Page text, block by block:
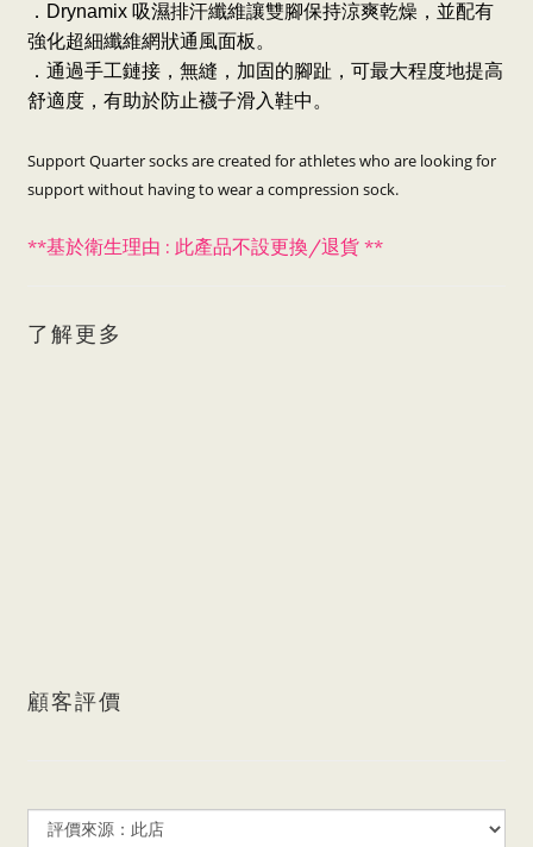
．Drynamix 吸濕排汗纖維讓雙腳保持涼爽乾燥，並配有
強化超細纖維網狀通風面板。
．通過手工鏈接，無縫，加固的腳趾，可最大程度地提高
舒適度，有助於防止襪子滑入鞋中。
Support Quarter socks are created for athletes who are looking for
support without having to wear a compression sock.
**基於衛生理由 : 此產品不設更換/退貨 **
了解更多
顧客評價